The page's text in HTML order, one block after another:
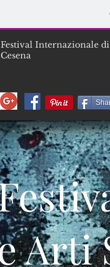
Festival Internazionale
Cesena
Arti